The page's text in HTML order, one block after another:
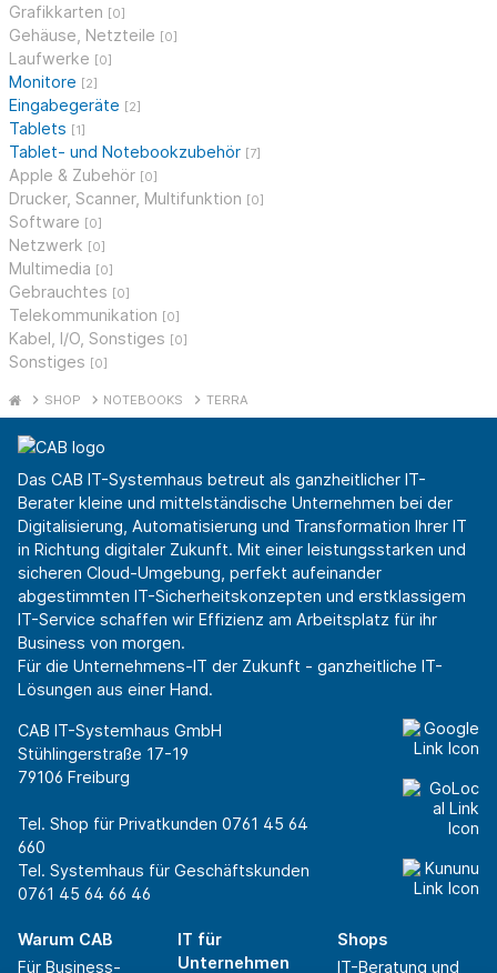
Grafikkarten [0]
Gehäuse, Netzteile [0]
Laufwerke [0]
Monitore [2]
Eingabegeräte [2]
Tablets [1]
Tablet- und Notebookzubehör [7]
Apple & Zubehör [0]
Drucker, Scanner, Multifunktion [0]
Software [0]
Netzwerk [0]
Multimedia [0]
Gebrauchtes [0]
Telekommunikation [0]
Kabel, I/O, Sonstiges [0]
Sonstiges [0]
SHOP NOTEBOOKS TERRA
Das CAB IT-Systemhaus betreut als ganzheitlicher IT-
Berater kleine und mittelständische Unternehmen bei der
Digitalisierung, Automatisierung und Transformation Ihrer IT
in Richtung digitaler Zukunft. Mit einer leistungsstarken und
sicheren Cloud-Umgebung, perfekt aufeinander
abgestimmten IT-Sicherheitskonzepten und erstklassigem
IT-Service schaffen wir Effizienz am Arbeitsplatz für ihr
Business von morgen.
Für die Unternehmens-IT der Zukunft - ganzheitliche IT-
Lösungen aus einer Hand.
CAB IT-Systemhaus GmbH
Stühlingerstraße 17-19
79106 Freiburg
Tel. Shop für Privatkunden 0761 45 64
660
Tel. Systemhaus für Geschäftskunden
0761 45 64 66 46
Warum CAB
Für Business-
IT für
Unternehmen
Shops
IT-Beratung und